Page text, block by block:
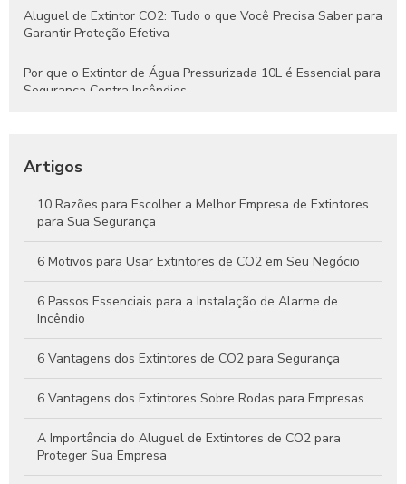
Aluguel de Extintor CO2: Tudo o que Você Precisa Saber para
Garantir Proteção Efetiva
Por que o Extintor de Água Pressurizada 10L é Essencial para
Segurança Contra Incêndios
Essenciais na Segurança Contra Incêndios
Guia Completo Sobre Extintores de CO2 4kg para Proteção
Eficaz Contra Incêndios
Artigos
10 Razões para Escolher a Melhor Empresa de Extintores
para Sua Segurança
6 Motivos para Usar Extintores de CO2 em Seu Negócio
6 Passos Essenciais para a Instalação de Alarme de
Incêndio
6 Vantagens dos Extintores de CO2 para Segurança
6 Vantagens dos Extintores Sobre Rodas para Empresas
A Importância do Aluguel de Extintores de CO2 para
Proteger Sua Empresa